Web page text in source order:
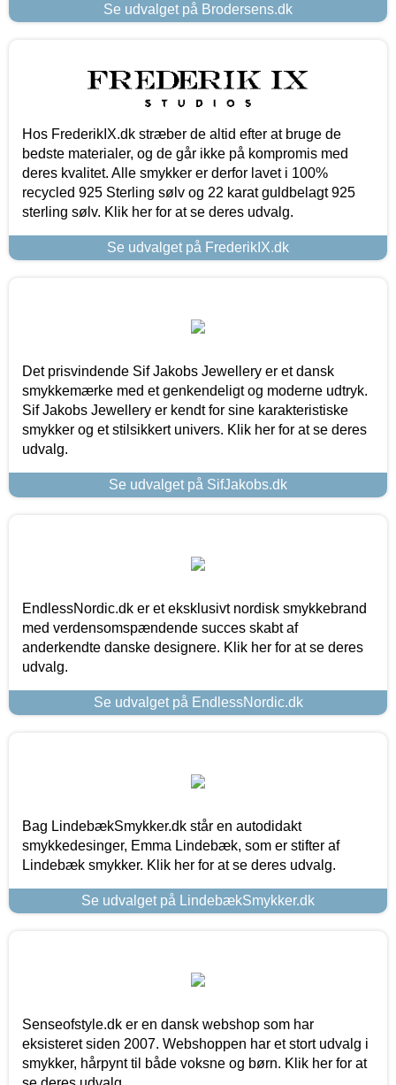
Se udvalget på Brodersens.dk
Hos FrederikIX.dk stræber de altid efter at bruge de
bedste materialer, og de går ikke på kompromis med
deres kvalitet. Alle smykker er derfor lavet i 100%
recycled 925 Sterling sølv og 22 karat guldbelagt 925
sterling sølv. Klik her for at se deres udvalg.
Se udvalget på FrederikIX.dk
Det prisvindende Sif Jakobs Jewellery er et dansk
smykkemærke med et genkendeligt og moderne udtryk.
Sif Jakobs Jewellery er kendt for sine karakteristiske
smykker og et stilsikkert univers. Klik her for at se deres
udvalg.
Se udvalget på SifJakobs.dk
EndlessNordic.dk er et eksklusivt nordisk smykkebrand
med verdensomspændende succes skabt af
anderkendte danske designere. Klik her for at se deres
udvalg.
Se udvalget på EndlessNordic.dk
Bag LindebækSmykker.dk står en autodidakt
smykkedesinger, Emma Lindebæk, som er stifter af
Lindebæk smykker. Klik her for at se deres udvalg.
Se udvalget på LindebækSmykker.dk
Senseofstyle.dk er en dansk webshop som har
eksisteret siden 2007. Webshoppen har et stort udvalg i
smykker, hårpynt til både voksne og børn. Klik her for at